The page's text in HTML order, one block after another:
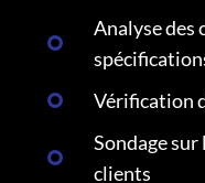
Analyse des
Vérification
Sondage
clients